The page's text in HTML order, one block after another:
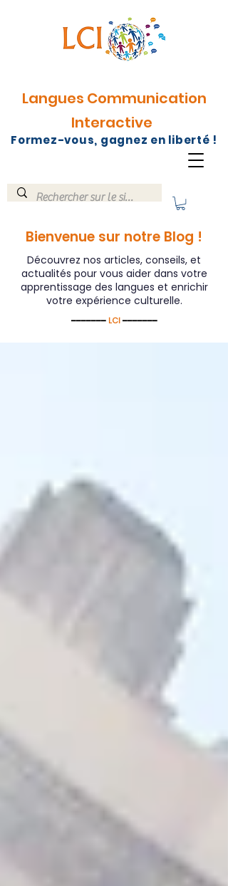
Langues Communication
Interactive
Formez-vous, gagnez en liberté !
Bienvenue sur notre Blog !
Découvrez nos articles, conseils, et
actualités pour vous aider dans votre
apprentissage des langues et enrichir
votre expérience culturelle.
━━━━━━━ LCI━━━━━━━